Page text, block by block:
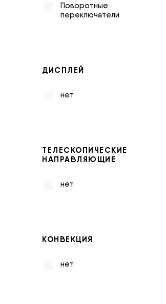
Поворотные
переключатели
ДИСПЛЕЙ
нет
ТЕЛЕСКОПИЧЕСКИЕ
НАПРАВЛЯЮЩИЕ
нет
КОНВЕКЦИЯ
нет